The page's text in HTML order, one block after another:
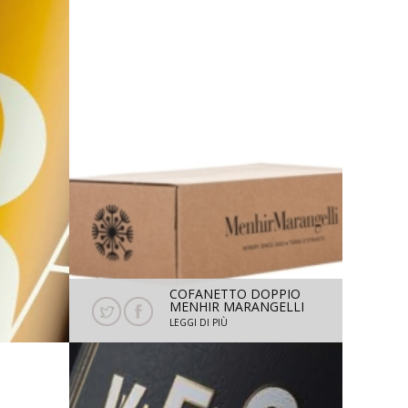
ML
COFANETTO DOPPIO
MENHIR MARANGELLI
H = 32,5 CM L = 18 CM
P = 8,5 CM
LEGGI DI PIÙ